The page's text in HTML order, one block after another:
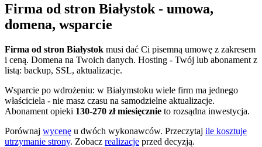
Firma od stron Białystok - umowa,
domena, wsparcie
Firma od stron Białystok musi dać Ci pisemną umowę z zakresem
i ceną. Domena na Twoich danych. Hosting - Twój lub abonament z
listą: backup, SSL, aktualizacje.
Wsparcie po wdrożeniu: w Białymstoku wiele firm ma jednego
właściciela - nie masz czasu na samodzielne aktualizacje.
Abonament opieki 130-270 zł miesięcznie to rozsądna inwestycja.
Porównaj wycenę u dwóch wykonawców. Przeczytaj ile kosztuje
utrzymanie strony. Zobacz realizacje przed decyzją.